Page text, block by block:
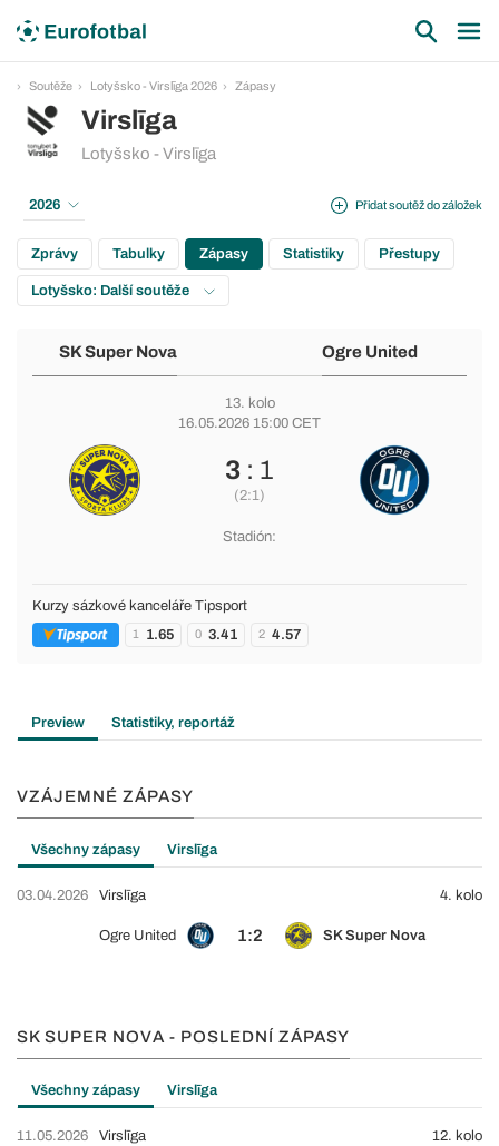
Soutěže Lotyšsko - Virslīga 2026 Zápasy
Virslīga
Lotyšsko - Virslīga
Přidat soutěž do záložek
2026
Zprávy Tabulky Zápasy Statistiky Přestupy
Lotyšsko: Další soutěže
SK Super Nova Ogre United
13. kolo
16.05.2026 15:00 CET
3: 1
(2:1)
Stadión:
Kurzy sázkové kanceláře Tipsport
1 1.65 0 3.41 2 4.57
Preview Statistiky, reportáž
VZÁJEMNÉ ZÁPASY
Všechny zápasy Virslīga
03.04.2026
Ogre United 1:2 SK Super Nova
Virslīga 4. kolo
SK SUPER NOVA - POSLEDNÍ ZÁPASY
Všechny zápasy Virslīga
11.05.2026 Virslīga 12. kolo